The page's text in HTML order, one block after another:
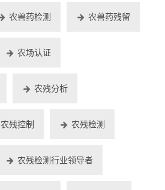
农兽药检测 农兽药残留
农场认证
农残分析
农残控制 农残检测
农残检测行业领导者